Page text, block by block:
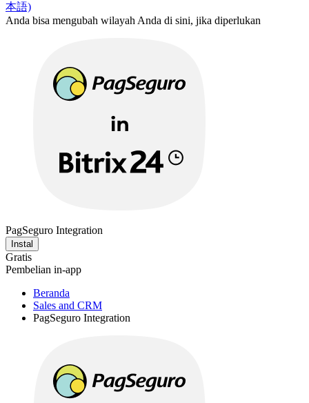
本語)
Anda bisa mengubah wilayah Anda di sini, jika diperlukan
PagSeguro Integration
Instal
Gratis
Pembelian in-app
Beranda
Sales and CRM
PagSeguro Integration